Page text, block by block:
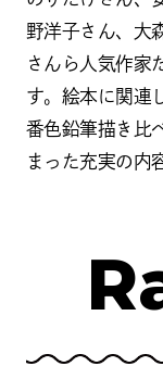
野洋子さん、大
さんら人気作家
す。絵本に関連
番色鉛筆描き比
まった充実の内